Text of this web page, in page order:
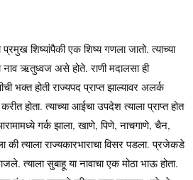
प्रमुख शिष्यांपैकी एक शिष्य गणला जातो. त्याच्या
ऋतुध्वज असे होते. राणी मदालसा ही
भक्त होती राज्यपद प्राप्त झाल्यावर अलर्क
होता. त्याच्या आईचा उपदेश त्याला प्राप्त होत
गर्क झाला, खाणे, पिणे, नाचगाणे, चैन,
की त्याला राज्यकारभाराचा विसर पडला. प्रजेकडे
त्याला सुबाहू या नावाचा एक मोठा भाऊ होता.